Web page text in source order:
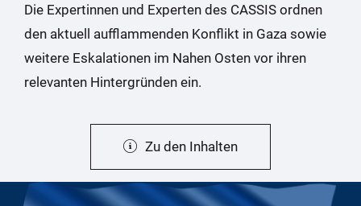
Die Expertinnen und Experten des CASSIS ordnen
den aktuell aufflammenden Konflikt in Gaza sowie
weitere Eskalationen im Nahen Osten vor ihren
relevanten Hintergründen ein.
Zu den Inhalten